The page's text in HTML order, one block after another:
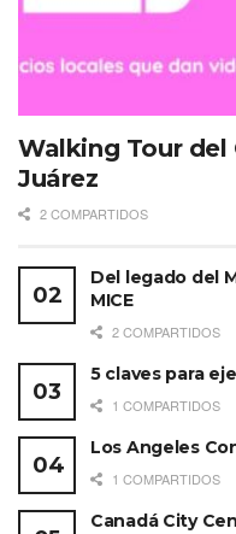
Walking Tour del
Juárez
2 COMPARTIDOS
Del legado del
MICE
2 COMPARTIDOS
5 claves para
1 COMPARTIDOS
Los Angeles
1 COMPARTIDOS
Canadá City